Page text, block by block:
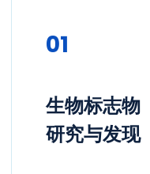
01
生物标志物
研究与发现